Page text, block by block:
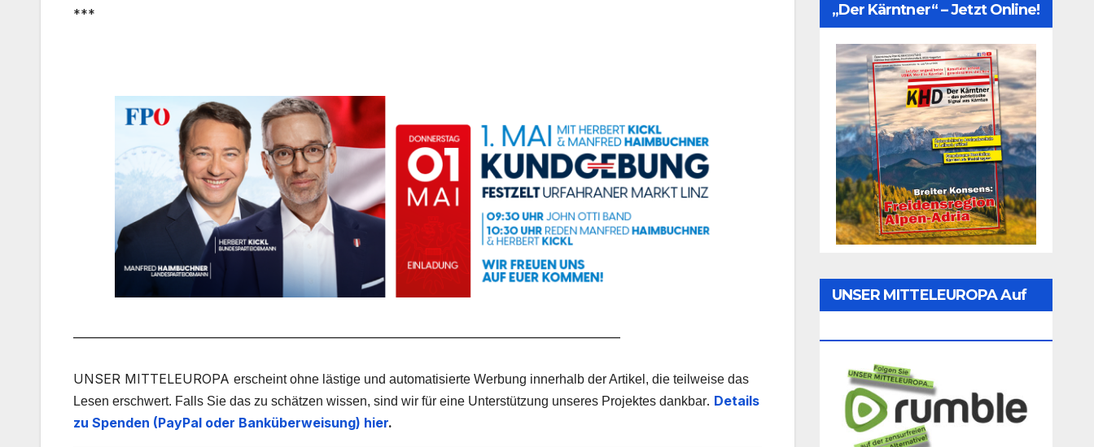
***
UNSER MITTELEUROPA erscheint ohne lästige und automatisierte Werbung innerhalb der Artikel, die teilweise das
Lesen erschwert. Falls Sie das zu schätzen wissen, sind wir für eine Unterstützung unseres Projektes dankbar. Details
zu Spenden (PayPal oder Banküberweisung) hier.
„Der Kärntner“ – Jetzt Online!
UNSER MITTELEUROPA Auf